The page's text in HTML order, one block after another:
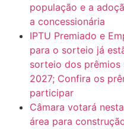
população e a
a concessionária
IPTU Premiado e
para o sorteio já
sorteio dos prêmios
2027; Confira os
participar
Câmara votará
área para